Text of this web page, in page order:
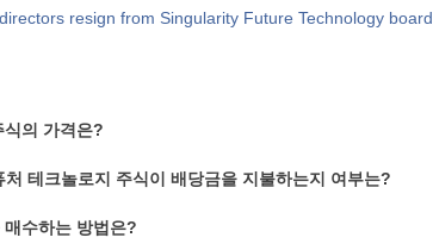
resign from Singularity Future Technology board
식의 가격은?
처 테크놀로지 주식이 배당금을 지불하는지 여부는?
수하는 방법은?